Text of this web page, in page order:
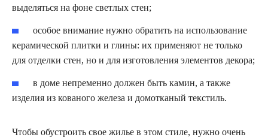
выделяться на фоне светлых стен;
особое внимание нужно обратить на использование
керамической плитки и глины: их применяют не только
для отделки стен, но и для изготовления элементов декора;
в доме непременно должен быть камин, а также
изделия из кованого железа и домотканый текстиль.
Чтобы обустроить свое жилье в этом стиле, нужно очень